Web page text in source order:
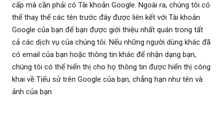
cấp mà cần phải có Tài khoản Google. Ngoài ra, chúng tôi có
thể thay thế các tên trước đây được liên kết với Tài khoản
Google của bạn để bạn được giới thiệu nhất quán trong tất
cả các dịch vụ của chúng tôi. Nếu những người dùng khác đã
có email của bạn hoặc thông tin khác để nhận dạng bạn,
chúng tôi có thể hiển thị cho họ thông tin được hiển thị công
khai về Tiểu sử trên Google của bạn, chẳng hạn như tên và
ảnh của bạn.